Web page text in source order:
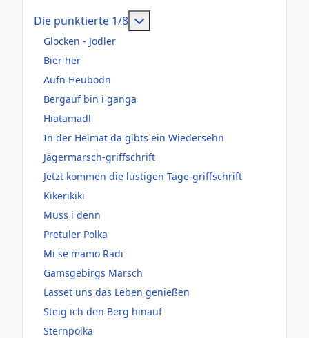
Die punktierte 1/8
Glocken - Jodler
Bier her
Aufn Heubodn
Bergauf bin i ganga
Hiatamadl
In der Heimat da gibts ein Wiedersehn
Jägermarsch-griffschrift
Jetzt kommen die lustigen Tage-griffschrift
Kikerikiki
Muss i denn
Pretuler Polka
Mi se mamo Radi
Gamsgebirgs Marsch
Lasset uns das Leben genießen
Steig ich den Berg hinauf
Sternpolka